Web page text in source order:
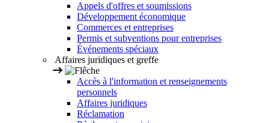
Appels d'offres et soumissions
Développement économique
Commerces et entreprises
Permis et subventions pour entreprises
Événements spéciaux
Affaires juridiques et greffe
Accès à l'information et renseignements
personnels
Affaires juridiques
Réclamation